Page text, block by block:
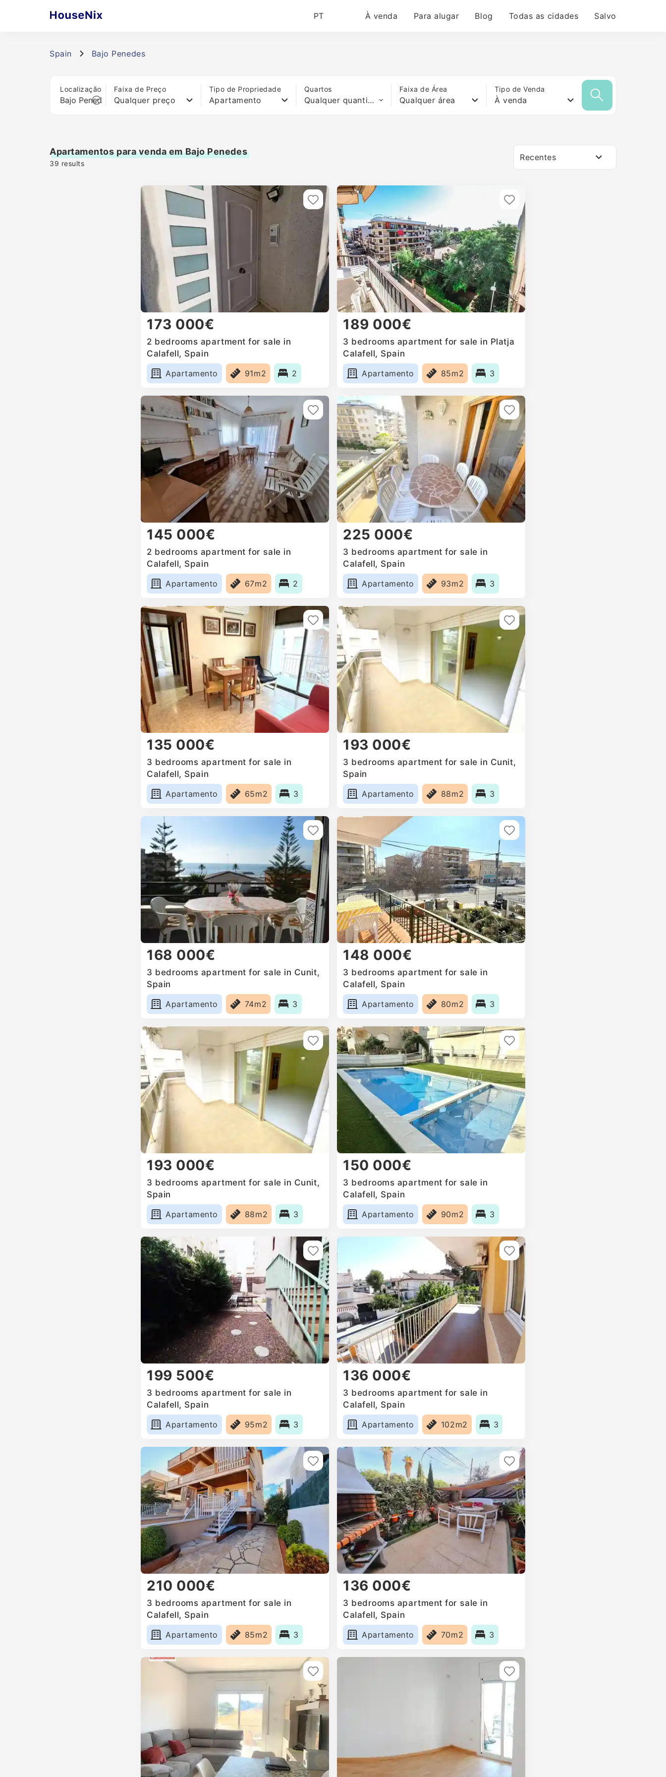
PT À venda Para alugar Blog Todas as cidades Salvo
Spain Bajo Penedes
Localização Faixa de Preço
Qualquer preço
Tipo de Propriedade
Apartamento
Quartos
Qualquer quantidade de quartos
Faixa de Área
Qualquer área
Tipo de Venda
À venda
Apartamentos para venda em Bajo Penedes
39 results
Recentes
173 000€
2 bedrooms apartment for sale in
Calafell, Spain
Apartamento
91m2 2
189 000€
3 bedrooms apartment for sale in Platja
Calafell, Spain
Apartamento
85m2 3
145 000€
2 bedrooms apartment for sale in
Calafell, Spain
Apartamento
67m2 2
225 000€
3 bedrooms apartment for sale in
Calafell, Spain
Apartamento
93m2 3
135 000€
3 bedrooms apartment for sale in
Calafell, Spain
Apartamento
65m2 3
193 000€
3 bedrooms apartment for sale in Cunit,
Spain
Apartamento
88m2 3
168 000€
3 bedrooms apartment for sale in Cunit,
Spain
Apartamento
74m2 3
148 000€
3 bedrooms apartment for sale in
Calafell, Spain
Apartamento
80m2 3
193 000€
3 bedrooms apartment for sale in Cunit,
Spain
Apartamento
88m2 3
150 000€
3 bedrooms apartment for sale in
Calafell, Spain
Apartamento
90m2 3
199 500€
3 bedrooms apartment for sale in
Calafell, Spain
Apartamento
95m2 3
136 000€
3 bedrooms apartment for sale in
Calafell, Spain
Apartamento
102m2 3
210 000€
3 bedrooms apartment for sale in
Calafell, Spain
Apartamento
85m2 3
136 000€
3 bedrooms apartment for sale in
Calafell, Spain
Apartamento
70m2 3